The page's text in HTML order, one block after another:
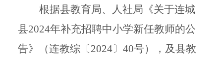
根据县教育局、人社局《关于连城
县2024年补充招聘中小学新任教师的公
告》（连教综〔2024〕40号），及县教